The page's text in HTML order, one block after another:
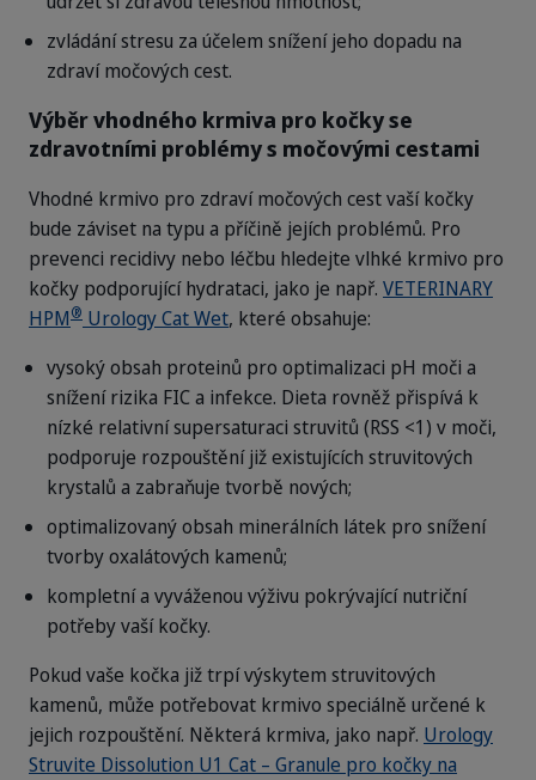
zvládání stresu za účelem snížení jeho dopadu na
zdraví močových cest.
Výběr vhodného krmiva pro kočky se
zdravotními problémy s močovými cestami
Vhodné krmivo pro zdraví močových cest vaší kočky
bude záviset na typu a příčině jejích problémů. Pro
prevenci recidivy nebo léčbu hledejte vlhké krmivo pro
kočky podporující hydrataci, jako je např. VETERINARY
HPM® Urology Cat Wet, které obsahuje:
vysoký obsah proteinů pro optimalizaci pH moči a
snížení rizika FIC a infekce. Dieta rovněž přispívá k
nízké relativní supersaturaci struvitů (RSS <1) v moči,
podporuje rozpouštění již existujících struvitových
krystalů a zabraňuje tvorbě nových;
optimalizovaný obsah minerálních látek pro snížení
tvorby oxalátových kamenů;
kompletní a vyváženou výživu pokrývající nutriční
potřeby vaší kočky.
Pokud vaše kočka již trpí výskytem struvitových
kamenů, může potřebovat krmivo speciálně určené k
jejich rozpouštění. Některá krmiva, jako např. Urology
Struvite Dissolution U1 Cat – Granule pro kočky na